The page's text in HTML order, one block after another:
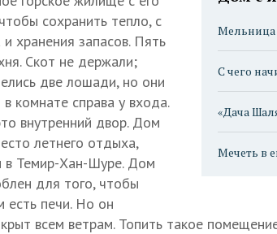
Мельница
С чего
«Дача
Мечеть в
сохранить тепло, с
хранения запасов. Пять
Скот не держали;
две лошади, но они
комнате справа у входа.
внутренний двор. Дом
летнего отдыха,
в Темир-Хан-Шуре. Дом
для того, чтобы
есть печи. Но он
всем ветрам. Топить такое